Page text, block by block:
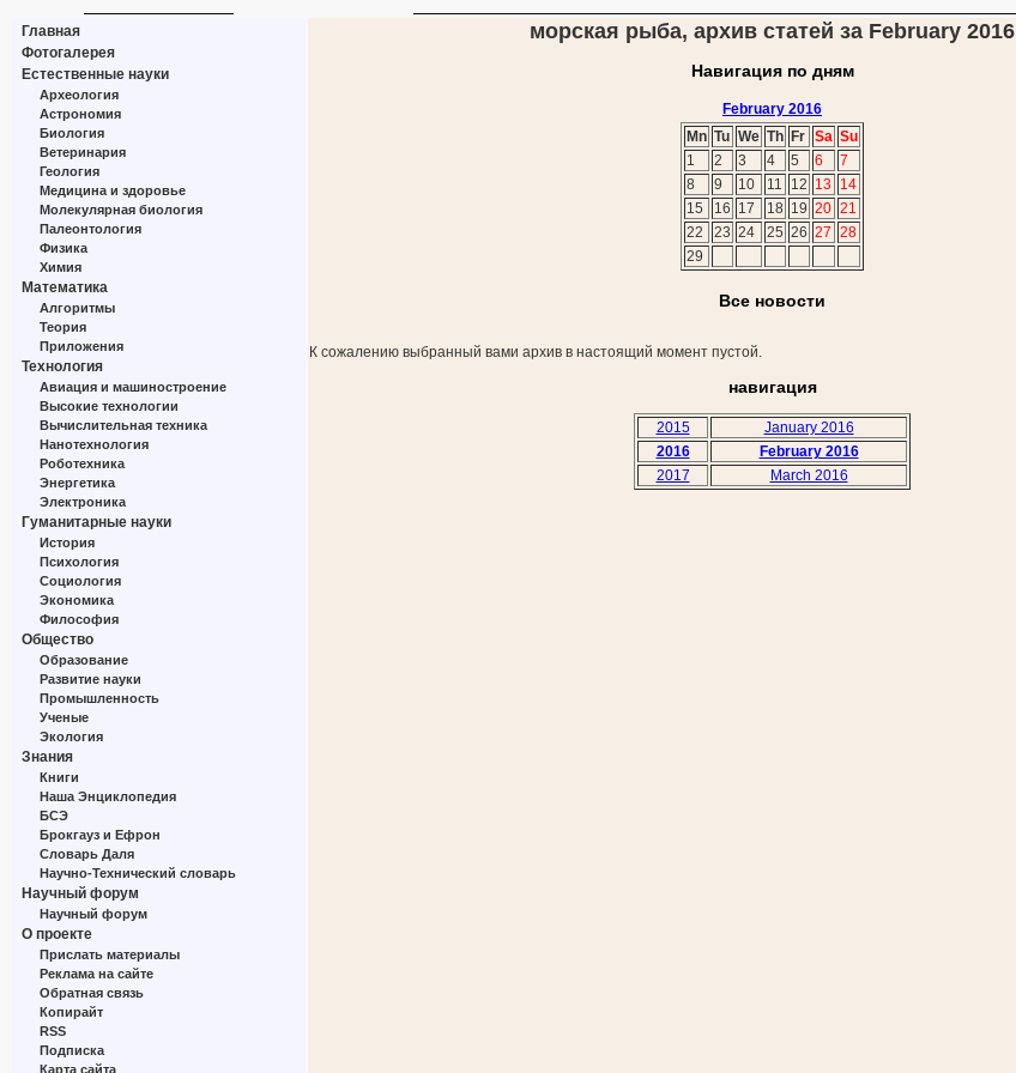
Главная
Фотогалерея
Естественные науки
Археология
Астрономия
Биология
Ветеринария
Геология
Медицина и здоровье
Молекулярная биология
Палеонтология
Физика
Химия
Математика
Алгоритмы
Теория
Приложения
Технология
Авиация и машиностроение
Высокие технологии
Вычислительная техника
Нанотехнология
Роботехника
Энергетика
Электроника
Гуманитарные науки
История
Психология
Социология
Экономика
Философия
Общество
Образование
Развитие науки
Промышленность
Ученые
Экология
Знания
Книги
Наша Энциклопедия
БСЭ
Брокгауз и Ефрон
Словарь Даля
Научно-Технический словарь
Научный форум
Научный форум
О проекте
Прислать материалы
Реклама на сайте
Обратная связь
Копирайт
RSS
Подписка
Карта сайта
морская рыба, архив статей за February 2016
Навигация по дням
February 2016
Mn Tu We Th Fr Sa Su
1
2 3 4 5 6
7
8
9 10 11 12 13
14
15
16 17 18 19 20 21
22
23 24 25 26 27 28
29
Все новости
К сожалению выбранный вами архив в настоящий момент пустой.
навигация
2015
January 2016
2016
February 2016
2017
March 2016